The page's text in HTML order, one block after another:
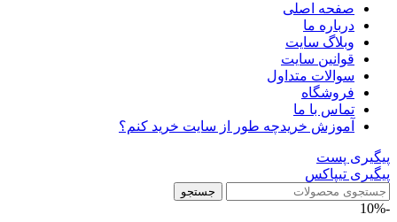
صفحه اصلی
درباره ما
وبلاگ سایت
قوانین سایت
سوالات متداول
فروشگاه
تماس با ما
آموزش خریدچه طور از سایت خرید کنم؟
پیگیری پست
پیگیری تیپاکس
جستجو
-10%